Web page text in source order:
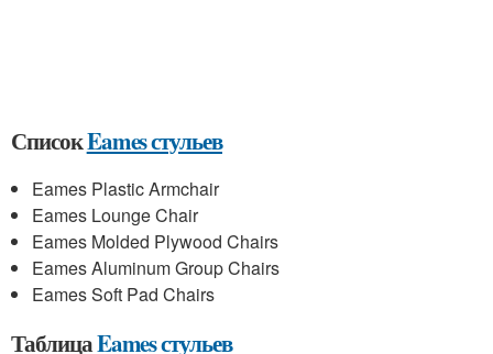
СписокEames стульев
Eames Plastic Armchair
Eames Lounge Chair
Eames Molded Plywood Chairs
Eames Aluminum Group Chairs
Eames Soft Pad Chairs
ТаблицаEames стульев